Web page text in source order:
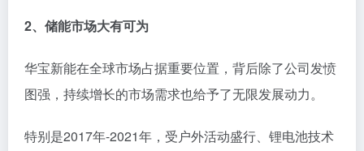
2、储能市场大有可为
华宝新能在全球市场占据重要位置，背后除了公司发愤
图强，持续增长的市场需求也给予了无限发展动力。
特别是2017年-2021年，受户外活动盛行、锂电池技术